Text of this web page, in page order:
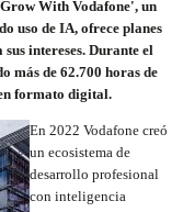
With Vodafone', un
uso de IA, ofrece planes
intereses. Durante el
más de 62.700 horas de
formato digital.
En 2022 Vodafone creó
un ecosistema de
desarrollo profesional
con inteligencia